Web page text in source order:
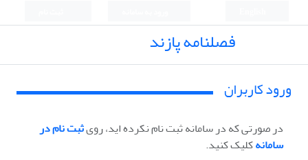
فصلنامه پازند
ورود کاربران
در صورتی که در سامانه ثبت نام نکرده اید، رویثبت نام در
سامانهکلیک کنید.